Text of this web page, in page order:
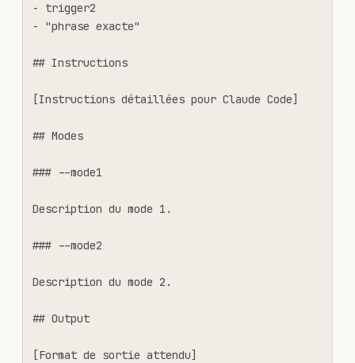
- trigger2
- "phrase exacte"
## Instructions
[Instructions détaillées pour Claude Code]
## Modes
### --mode1
Description du mode 1.
### --mode2
Description du mode 2.
## Output
[Format de sortie attendu]